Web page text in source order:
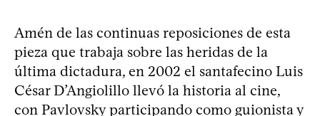
Amén de las continuas reposiciones de esta
pieza que trabaja sobre las heridas de la
última dictadura, en 2002 el santafecino Luis
César D’Angiolillo llevó la historia al cine,
con Pavlovsky participando como guionista y